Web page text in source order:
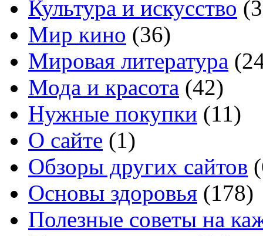
Культура и искусство
Мир кино (36)
Мировая литература
Мода и красота (42)
Нужные покупки (11)
О сайте (1)
Обзоры других сайтов
Основы здоровья (178)
Полезные советы на